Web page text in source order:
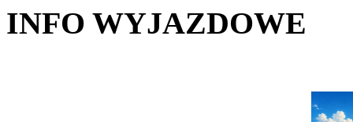
INFO WYJAZDOWE